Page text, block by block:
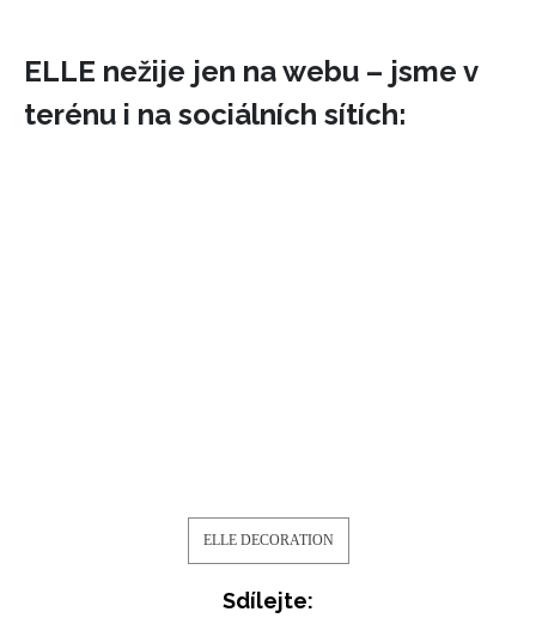
ELLE nežije jen na webu – jsme v
terénu i na sociálních sítích:
ELLE DECORATION
Sdílejte: